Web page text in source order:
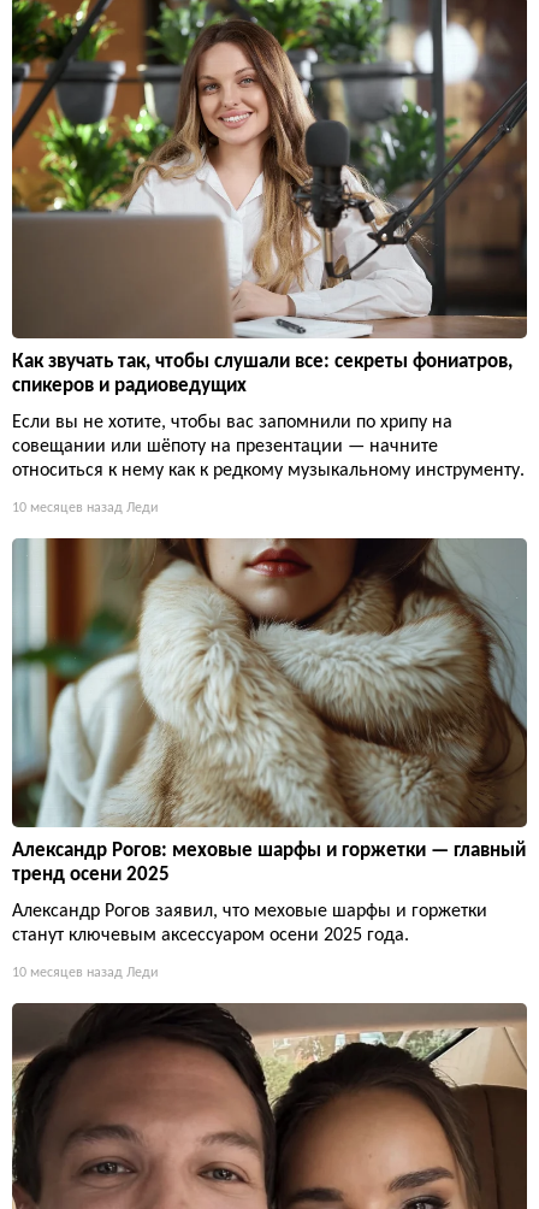
Как звучать так, чтобы слушали все: секреты фониатров,
спикеров и радиоведущих
Если вы не хотите, чтобы вас запомнили по хрипу на
совещании или шёпоту на презентации — начните
относиться к нему как к редкому музыкальному инструменту.
10 месяцев назад Леди
Александр Рогов: меховые шарфы и горжетки — главный
тренд осени 2025
Александр Рогов заявил, что меховые шарфы и горжетки
станут ключевым аксессуаром осени 2025 года.
10 месяцев назад Леди